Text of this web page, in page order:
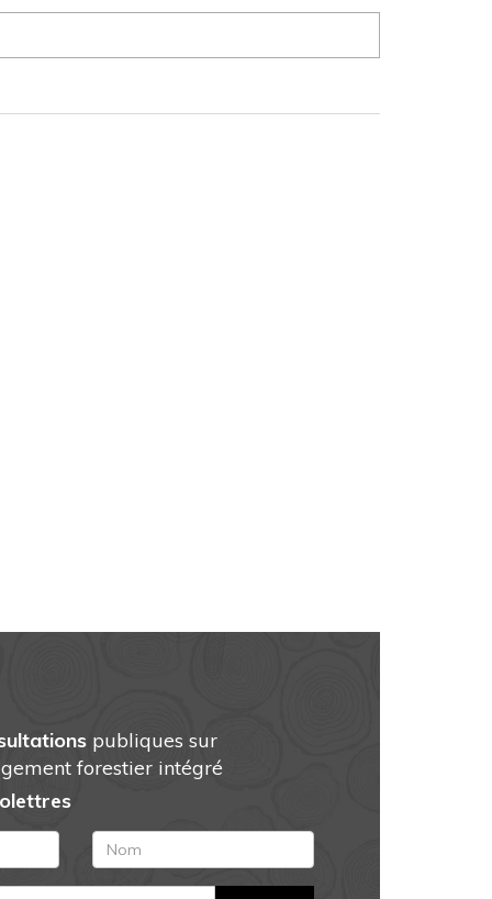
publiques sur
forestier intégré